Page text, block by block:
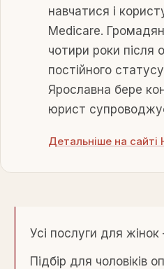
навчатися і
Medicare.
чотири роки після
постійного
Ярославна бере
юрист
Детальніше на
Усі послуги для
Підбір для чоловіків